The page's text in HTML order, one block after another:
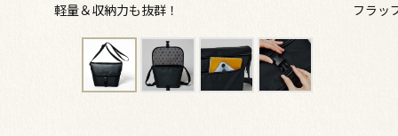
軽量＆収納力も抜群！ フラッ